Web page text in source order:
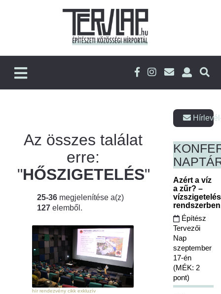
Az összes találat
erre:
"HŐSZIGETELÉS"
25-36 megjelenítése a(z)
127 elemből.
hír rendezvény cikk exkluzív
Azért a víz
a zűr? –
Építész
Tervezői
Nap
szeptember
17-én
(MÉK: 2
pont)